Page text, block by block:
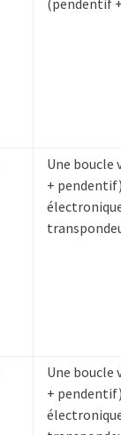
Une
+
Une
+